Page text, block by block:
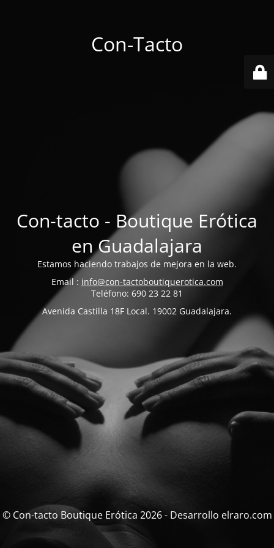
Con-Tacto
Con-tacto - Boutique Erótica
en Guadalajara
Estamos haciendo trabajos de mejora en la web.
Email : info@con-tactoboutiquerotica.com
Teléfono: 690 23 22 81
Avenida Castilla 18F Local. 19002 Guadalajara.
© Con-tacto Boutique Erótica 2026 - Desarrollo elraro.com